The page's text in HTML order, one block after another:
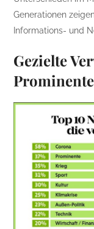
Generationen
Informations- und
Gezielte